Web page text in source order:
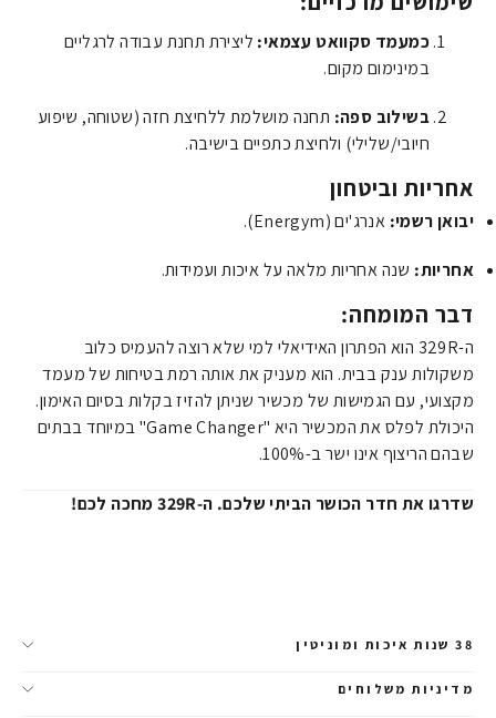
כמעמד סקוואט עצמאי: ליצירת תחנת עבודה לרגליים
במינימום מקום.
בשילוב ספה: תחנה מושלמת ללחיצת חזה (שטוחה, שיפוע
חיובי/שלילי) ולחיצת כתפיים בישיבה.
אחריות וביטחון
יבואן רשמי: אנרג'ים (Energym).
אחריות: שנה אחריות מלאה על איכות ועמידות.
דבר המומחה:
ה-329R הוא הפתרון האידיאלי למי שלא רוצה להעמיס כלוב
משקולות ענק בבית. הוא מעניק את אותה רמת בטיחות של מעמד
מקצועי, עם הגמישות של מכשיר שניתן להזיז בקלות בסיום האימון.
היכולת לפלס את המכשיר היא "Game Changer" במיוחד בבתים
שבהם הריצוף אינו ישר ב-100%.
שדרגו את חדר הכושר הביתי שלכם. ה-329R מחכה לכם!
38 שנות איכות ומוניטין
מדיניות משלוחים